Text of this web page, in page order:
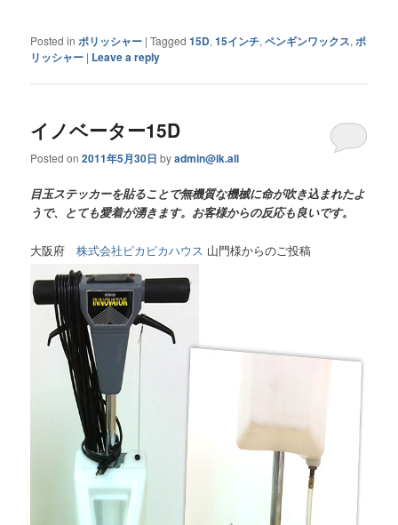
Posted in ポリッシャー |Tagged 15D,15インチ,ペンギンワックス, ポ
リッシャー | Leave a reply
イノベーター15D
Posted on2011年5月30日 byadmin@ik.all
目玉ステッカーを貼ることで無機質な機械に命が吹き込まれたよ
うで、とても愛着が湧きます。お客様からの反応も良いです。
大阪府株式会社ピカピカハウス 山門様からのご投稿